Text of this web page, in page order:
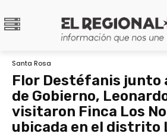
Santa Rosa
Flor Destéfanis junto
de Gobierno,
visitaron Finca Los
ubicada en el distrito